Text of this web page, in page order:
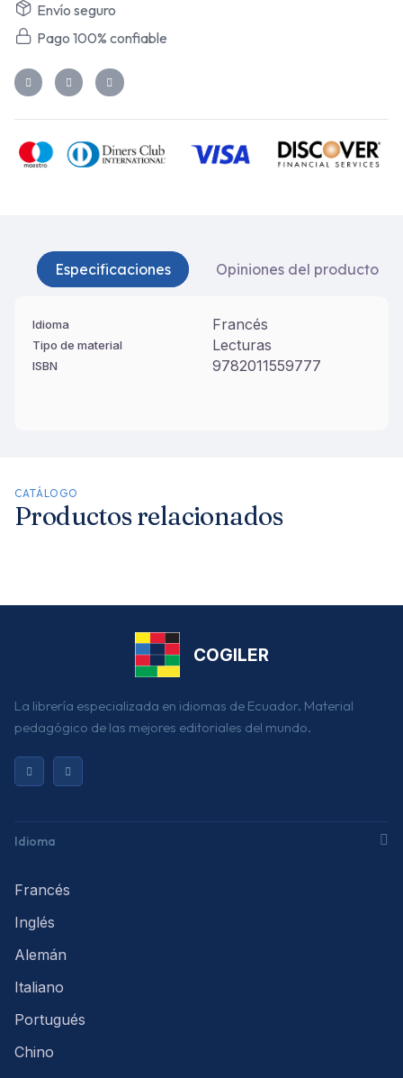
Envío seguro
Pago 100% confiable
Especificaciones Opiniones del producto
Idioma Francés
Tipo de material Lecturas
ISBN 9782011559777
CATÁLOGO
Productos relacionados
COGILER
La librería especializada en idiomas de Ecuador. Material
pedagógico de las mejores editoriales del mundo.
Idioma
Francés
Inglés
Alemán
Italiano
Portugués
Chino